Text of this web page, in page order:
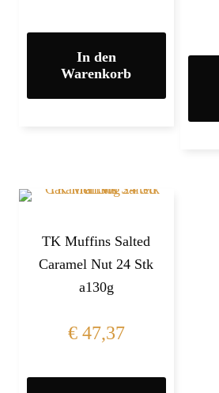
In den
Warenkorb
TK Muffins Salted
Caramel Nut 24 Stk
a130g
€47,37